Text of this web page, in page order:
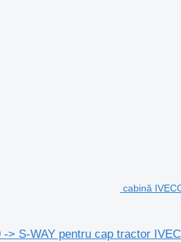
cabină
> S-WAY pentru cap tractor